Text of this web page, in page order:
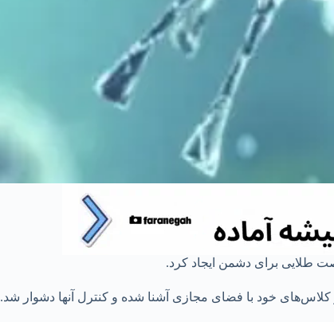
طلایی برای دشمن ایجاد کرد.
خود با فضای مجازی آشنا شده و کنترل آنها دشوار شد.